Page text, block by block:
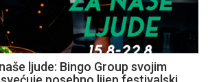
ljude: Bingo Group svojim